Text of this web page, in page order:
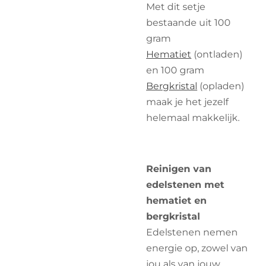
Met dit setje
bestaande uit 100
gram
Hematiet (ontladen)
en 100 gram
Bergkristal (opladen)
maak je het jezelf
helemaal makkelijk.
Reinigen van
edelstenen met
hematiet en
bergkristal
Edelstenen nemen
energie op, zowel van
jou als van jouw